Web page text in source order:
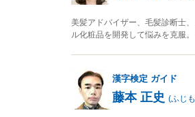
美髪アドバイザー、毛髪診断士
ル化粧品を開発して悩みを克服
漢字検定 ガイド
藤本 正史 (ふじ